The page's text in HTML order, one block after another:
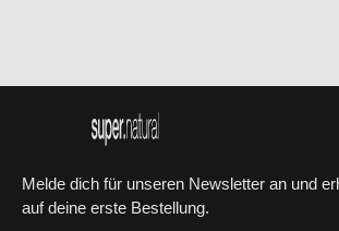
Melde dich für unseren Newsletter an und
auf deine erste Bestellung.